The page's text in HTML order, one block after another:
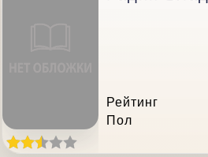
Рейтинг
Пол